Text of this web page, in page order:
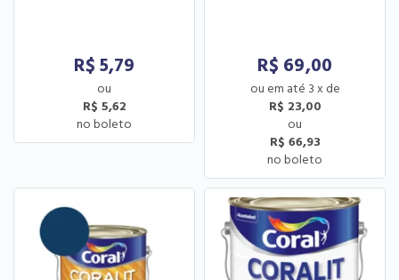
R$ 5,79
R$ 5,62
R$ 69,00
3 x de
R$ 23,00
R$ 66,93